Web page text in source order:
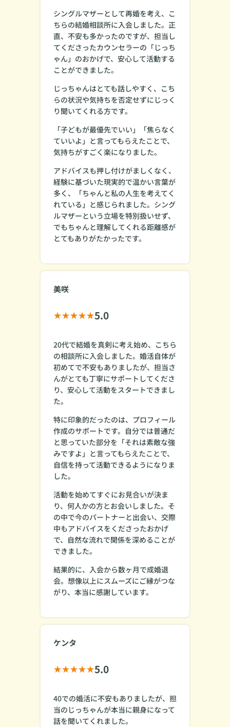
シングルマザーとして再婚を考え、こ
ちらの結婚相談所に入会しました。正
直、不安も多かったのですが、担当し
てくださったカウンセラーの「じっち
ゃん」のおかげで、安心して活動する
ことができました。
じっちゃんはとても話しやすく、こち
らの状況や気持ちを否定せずにじっく
り聞いてくれる方です。
「子どもが最優先でいい」「焦らなく
ていいよ」と言ってもらえたことで、
気持ちがすごく楽になりました。
アドバイスも押し付けがましくなく、
経験に基づいた現実的で温かい言葉が
多く、「ちゃんと私の人生を考えてく
れている」と感じられました。シング
ルマザーという立場を特別扱いせず、
でもちゃんと理解してくれる距離感が
とてもありがたかったです。
美咲
5.0
20代で結婚を真剣に考え始め、こちら
の相談所に入会しました。婚活自体が
初めてで不安もありましたが、担当さ
んがとても丁寧にサポートしてくださ
り、安心して活動をスタートできまし
た。
特に印象的だったのは、プロフィール
作成のサポートです。自分では普通だ
と思っていた部分を「それは素敵な強
みですよ」と言ってもらえたことで、
自信を持って活動できるようになりま
した。
活動を始めてすぐにお見合いが決ま
り、何人かの方とお会いしました。そ
の中で今のパートナーと出会い、交際
中もアドバイスをくださったおかげ
で、自然な流れで関係を深めることが
できました。
結果的に、入会から数ヶ月で成婚退
会。想像以上にスムーズにご縁がつな
がり、本当に感謝しています。
ケンタ
5.0
40での婚活に不安もありましたが、担
当のじっちゃんが本当に親身になって
話を聞いてくれました。